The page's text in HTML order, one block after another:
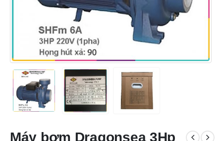
Máy bơm Dragonsea 3Hp